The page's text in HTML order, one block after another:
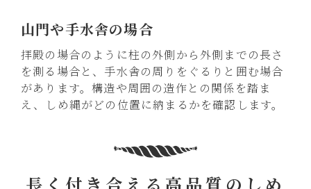
山門や手水舎の場合
拝殿の場合のように柱の外側から外側までの長さ
を測る場合と、手水舎の周りをぐるりと囲む場合
があります。構造や周囲の造作との関係を踏ま
え、しめ縄がどの位置に納まるかを確認します。
長く付き合える高品質のしめ